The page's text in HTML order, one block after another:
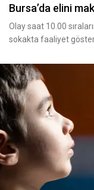
Bursa’da elini
Olay saat 10.00
sokakta faaliyet